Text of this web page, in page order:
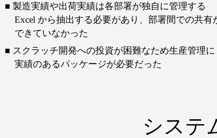
製造実績や出荷実績は各部署が独自に管理する
Excel から抽出する必要があり、部署間での共有
できていなかった
スクラッチ開発への投資が困難なため生産管理に
実績のあるパッケージが必要だった
システ